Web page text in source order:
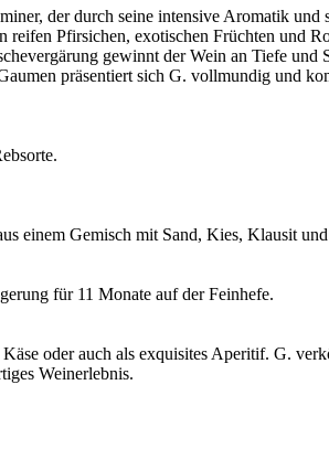
der durch seine intensive Aromatik und
Pfirsichen, exotischen Früchten und
gewinnt der Wein an Tiefe und
präsentiert sich G. vollmundig und
einem Gemisch mit Sand, Kies, Klausit
für 11 Monate auf der Feinhefe.
oder auch als exquisites Aperitif. G.
Weinerlebnis.